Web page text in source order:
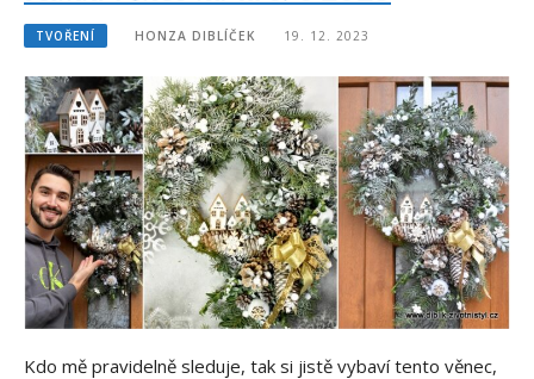
TVOŘENÍ HONZA DIBLÍČEK 19. 12. 2023
Kdo mě pravidelně sleduje, tak si jistě vybaví tento věnec,